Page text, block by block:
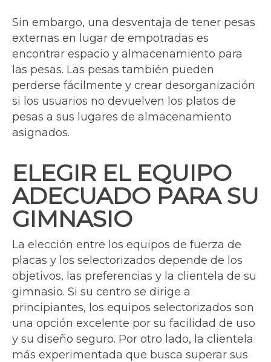
Sin embargo, una desventaja de tener pesas
externas en lugar de empotradas es
encontrar espacio y almacenamiento para
las pesas. Las pesas también pueden
perderse fácilmente y crear desorganización
si los usuarios no devuelven los platos de
pesas a sus lugares de almacenamiento
asignados.
ELEGIR EL EQUIPO
ADECUADO PARA SU
GIMNASIO
La elección entre los equipos de fuerza de
placas y los selectorizados depende de los
objetivos, las preferencias y la clientela de su
gimnasio. Si su centro se dirige a
principiantes, los equipos selectorizados son
una opción excelente por su facilidad de uso
y su diseño seguro. Por otro lado, la clientela
más experimentada que busca superar sus